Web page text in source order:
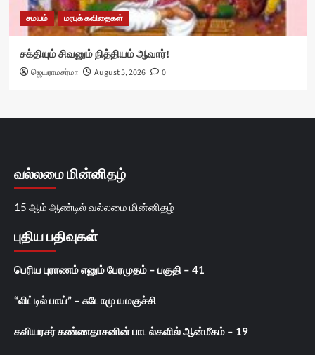
சமயம் மரபுக் கவிதைகள்
சக்தியும் சிவனும் நித்தியம் ஆவார்!
ஜெயராமசர்மா August 5, 2026 0
வல்லமை மின்னிதழ்
15 ஆம் ஆண்டில் வல்லமை மின்னிதழ்
புதிய பதிவுகள்
பெரிய புராணம் எனும் பேரமுதம் – பகுதி – 41
“லிட்டில் பாய்” – சுடோமு யமகுச்சி
கவியரசர் கண்ணதாசனின் பாடல்களில் ஆன்மீகம் – 19